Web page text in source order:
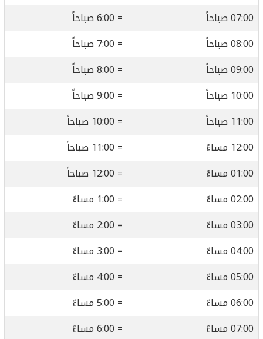
07:00 صباحاً
= 6:00 صباحاً
08:00 صباحاً
= 7:00 صباحاً
09:00 صباحاً
= 8:00 صباحاً
10:00 صباحاً
= 9:00 صباحاً
11:00 صباحاً
= 10:00 صباحاً
12:00 مساءً
= 11:00 صباحاً
01:00 مساءً
= 12:00 صباحاً
02:00 مساءً
= 1:00 مساءً
03:00 مساءً
= 2:00 مساءً
04:00 مساءً
= 3:00 مساءً
05:00 مساءً
= 4:00 مساءً
06:00 مساءً
= 5:00 مساءً
07:00 مساءً
= 6:00 مساءً